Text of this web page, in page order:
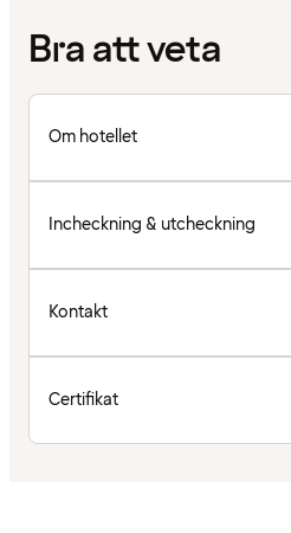
Bra att veta
Om hotellet
Incheckning & utcheckning
Kontakt
Certifikat